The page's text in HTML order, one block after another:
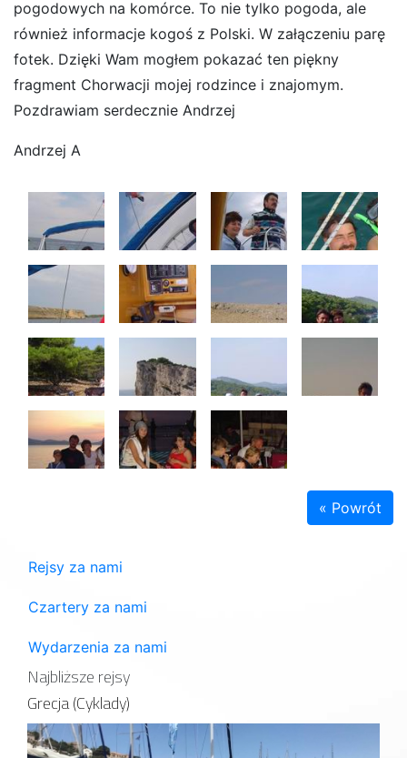
pogodowych na komórce. To nie tylko pogoda, ale
również informacje kogoś z Polski. W załączeniu parę
fotek. Dzięki Wam mogłem pokazać ten piękny
fragment Chorwacji mojej rodzince i znajomym.
Pozdrawiam serdecznie Andrzej
Andrzej A
« Powrót
Rejsy za nami
Czartery za nami
Wydarzenia za nami
Najbliższe rejsy
Grecja (Cyklady)